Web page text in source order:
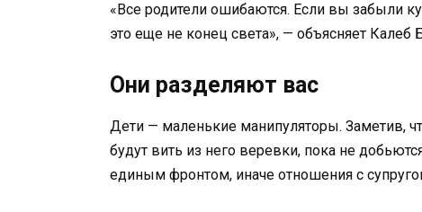
«Все родители ошибаются. Если вы забыли
это еще не конец света», — объясняет Калеб
Они разделяют вас
Дети — маленькие манипуляторы. Заметив,
будут вить из него веревки, пока не
единым фронтом, иначе отношения с